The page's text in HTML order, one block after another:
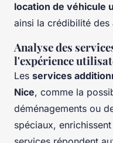
location de véhicule
ainsi la crédibilité des
Analyse des
l'expérience
Les services
Nice, comme la
déménagements ou
spéciaux,